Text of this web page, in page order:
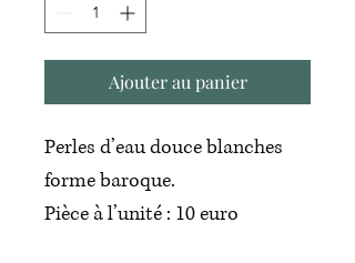
Ajouter au panier
Perles d’eau douce blanches
forme baroque.
Pièce à l’unité : 10 euro